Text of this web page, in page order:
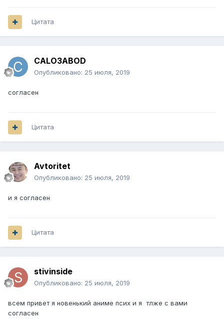
Цитата
CALO3ABOD
Опубликовано: 25 июля, 2019
согласен
Цитата
Avtoritet
Опубликовано: 25 июля, 2019
и я согласен
Цитата
stivinside
Опубликовано: 25 июля, 2019
всем привет я новенький аниме псих и я тлже с вами
согласен